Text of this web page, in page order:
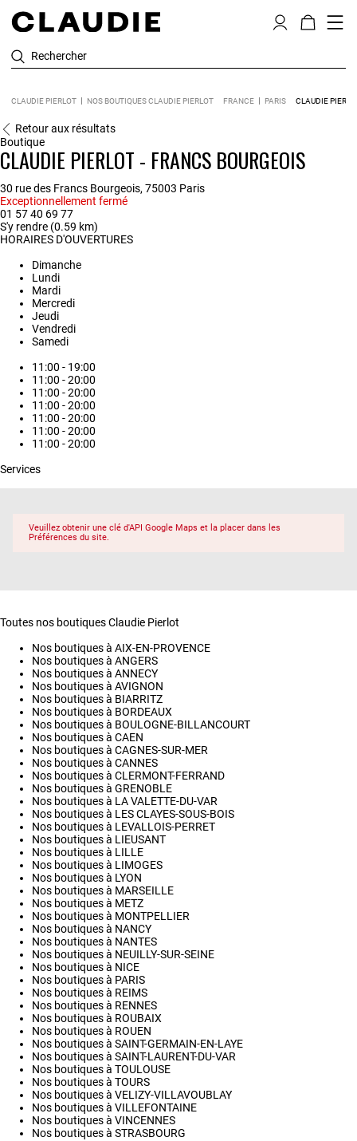
Rechercher
CLAUDIE PIERLOT NOS BOUTIQUES CLAUDIE PIERLOT FRANCE PARIS CLAUDIE
Retour aux résultats
Boutique
CLAUDIE PIERLOT - FRANCS BOURGEOIS
30 rue des Francs Bourgeois, 75003 Paris
Exceptionnellement fermé
01 57 40 69 77
S'y rendre (0.59 km)
HORAIRES D'OUVERTURES
Dimanche
Lundi
Mardi
Mercredi
Jeudi
Vendredi
Samedi
11:00 - 19:00
11:00 - 20:00
11:00 - 20:00
11:00 - 20:00
11:00 - 20:00
11:00 - 20:00
11:00 - 20:00
Services
Veuillez obtenir une clé d'API Google Maps et la placer dans les
Préférences du site.
Toutes nos boutiques Claudie Pierlot
Nos boutiques à AIX-EN-PROVENCE
Nos boutiques à ANGERS
Nos boutiques à ANNECY
Nos boutiques à AVIGNON
Nos boutiques à BIARRITZ
Nos boutiques à BORDEAUX
Nos boutiques à BOULOGNE-BILLANCOURT
Nos boutiques à CAEN
Nos boutiques à CAGNES-SUR-MER
Nos boutiques à CANNES
Nos boutiques à CLERMONT-FERRAND
Nos boutiques à GRENOBLE
Nos boutiques à LA VALETTE-DU-VAR
Nos boutiques à LES CLAYES-SOUS-BOIS
Nos boutiques à LEVALLOIS-PERRET
Nos boutiques à LIEUSANT
Nos boutiques à LILLE
Nos boutiques à LIMOGES
Nos boutiques à LYON
Nos boutiques à MARSEILLE
Nos boutiques à METZ
Nos boutiques à MONTPELLIER
Nos boutiques à NANCY
Nos boutiques à NANTES
Nos boutiques à NEUILLY-SUR-SEINE
Nos boutiques à NICE
Nos boutiques à PARIS
Nos boutiques à REIMS
Nos boutiques à RENNES
Nos boutiques à ROUBAIX
Nos boutiques à ROUEN
Nos boutiques à SAINT-GERMAIN-EN-LAYE
Nos boutiques à SAINT-LAURENT-DU-VAR
Nos boutiques à TOULOUSE
Nos boutiques à TOURS
Nos boutiques à VELIZY-VILLAVOUBLAY
Nos boutiques à VILLEFONTAINE
Nos boutiques à VINCENNES
Nos boutiques à STRASBOURG